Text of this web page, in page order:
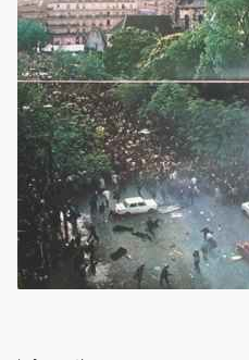
Les héritages de Mai 68 ?
Carole
Dely
Christophe
Premat
18
articles
Notes
Citer /
Partager
/